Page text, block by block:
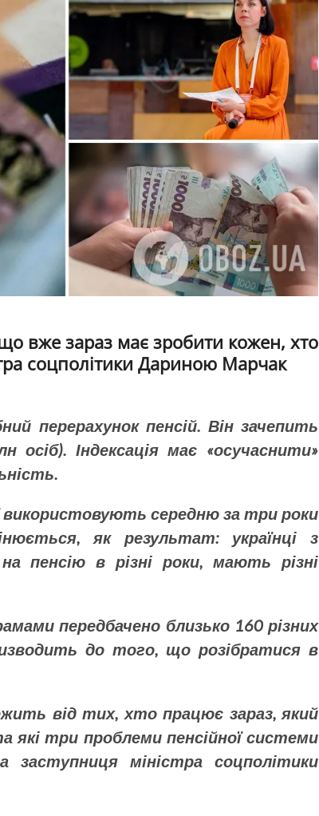
вже зараз має зробити кожен, хто
соцполітики Дариною Марчак
перерахунок пенсій. Він зачепить
осіб). Індексація має «осучаснити»
використовують середню за три роки
як результат: українці з
пенсію в різні роки, мають різні
передбачено близько 160 різних
до того, що розібратися в
від тих, хто працює зараз, який
три проблеми пенсійної системи
заступниця міністра соцполітики